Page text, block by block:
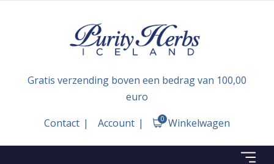
Gratis verzending boven een bedrag van 100,00
euro
Contact
Account Winkelwagen
0